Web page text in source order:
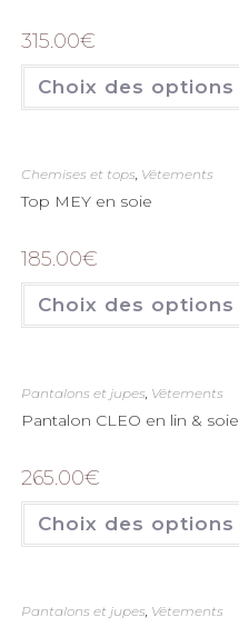
315.00€
Choix des options
Chemises et tops, Vêtements
Top MEY en soie
185.00€
Choix des options
Pantalons et jupes Vêtements
Pantalon CLEO en lin & soie
265.00€
Choix des options
Pantalons et jupes, Vêtements